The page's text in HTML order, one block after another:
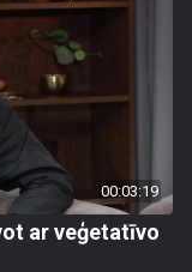
00:03:19
ar veģetatīvo